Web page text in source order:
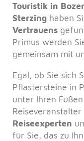
Touristik in
Sterzing haben
Vertrauens
Primus werden
gemeinsam mit
Egal, ob Sie sich
Pflastersteine in
unter Ihren
Reiseveranstalter
Reiseexperten
für Sie, das zu